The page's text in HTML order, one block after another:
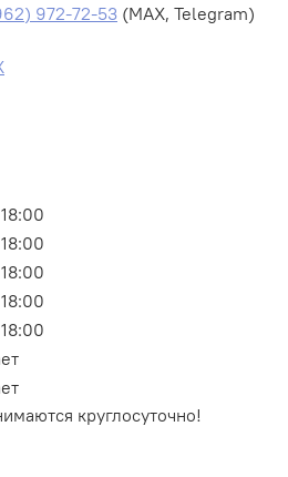
972-72-53 (MAX, Telegram)
круглосуточно!